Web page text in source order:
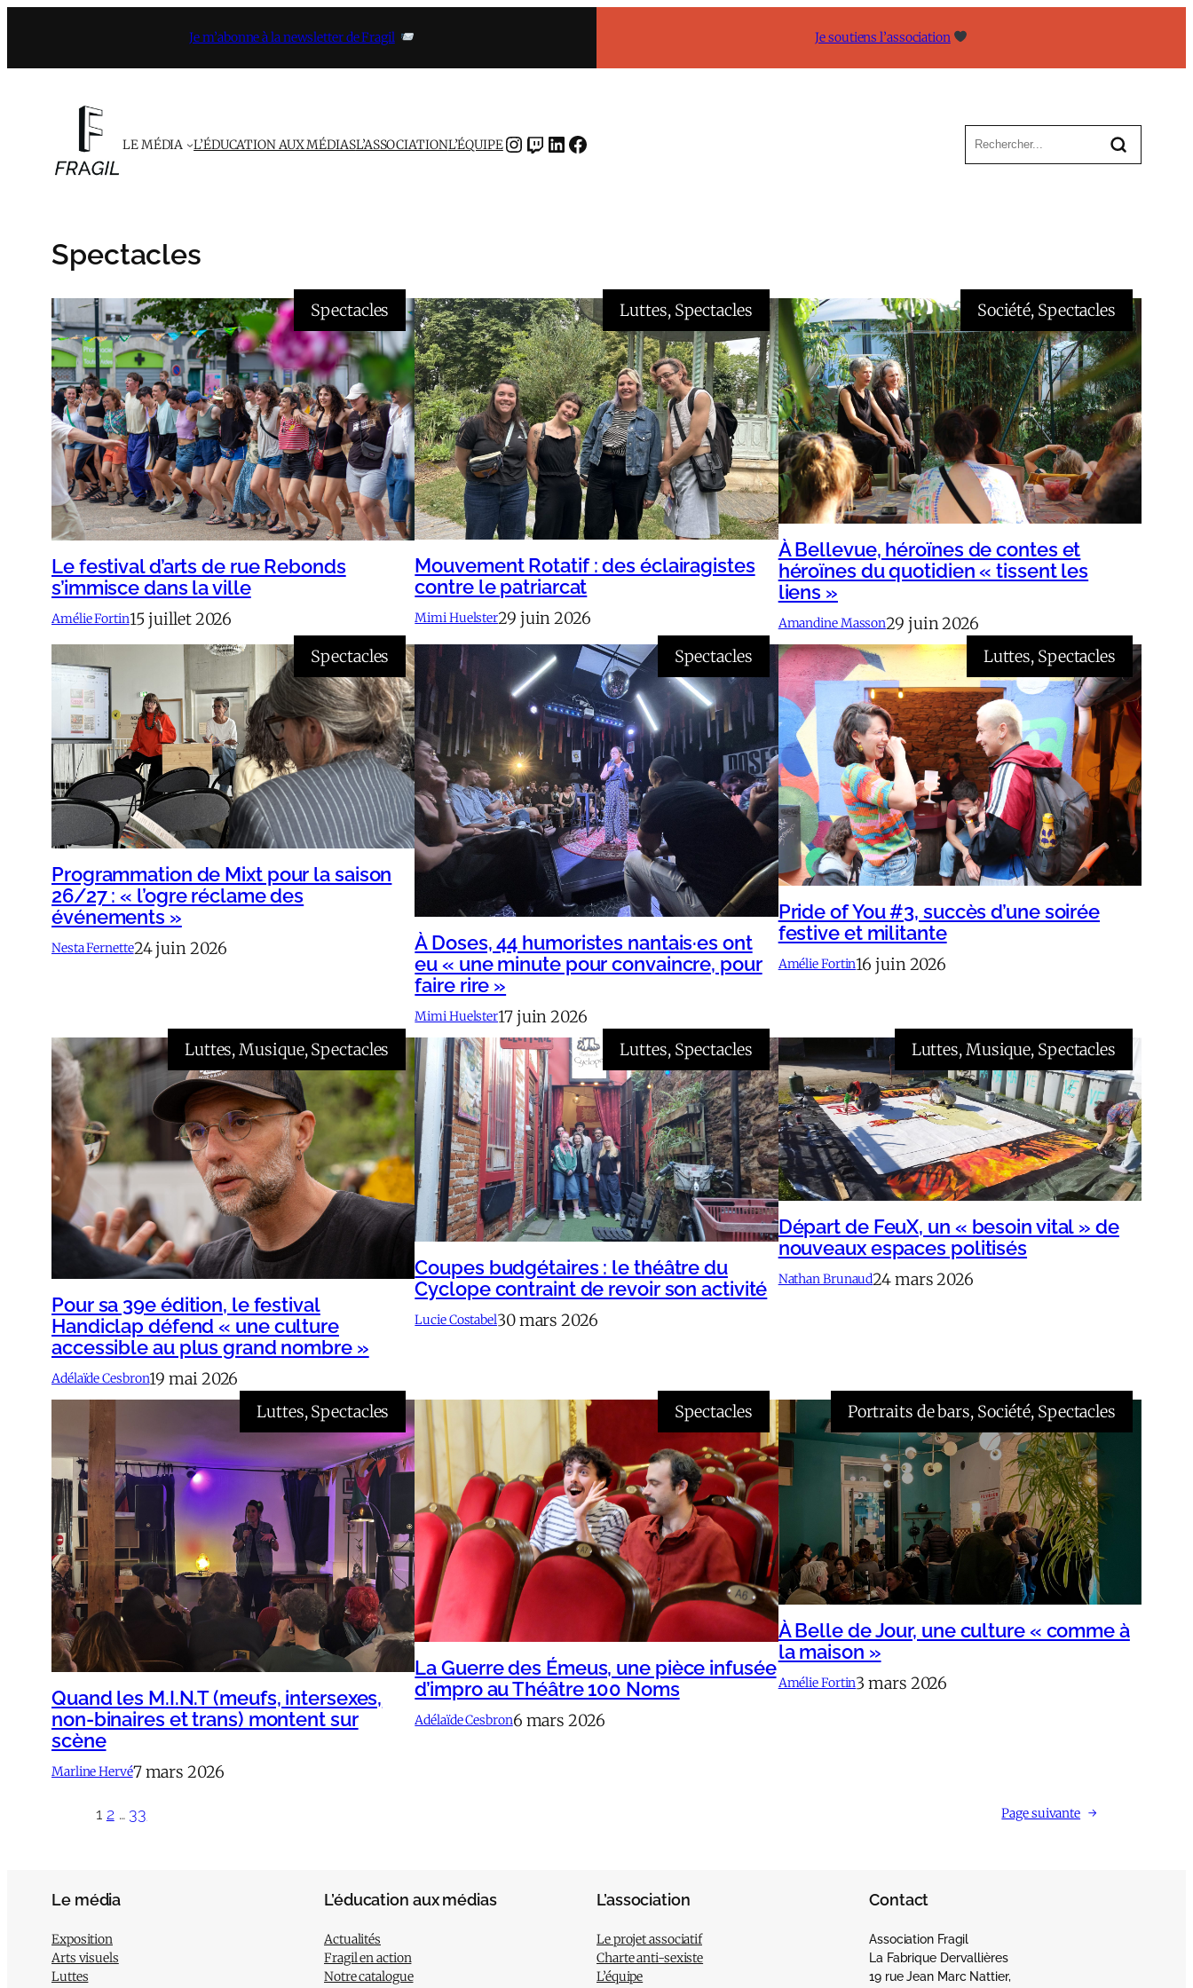
contenu
Je m’abonne à la newsletter de Fragil Je soutiens l’association
LE MÉDIA L’ÉDUCATION AUX MÉDIASL’ASSOCIATIONL’ÉQUIPEINSTAGRAMTWITCH LINKEDIN FACEBOOK
Spectacles
Spectacles
Le festival d’arts de rue Rebonds
s’immisce dans la ville
Amélie Fortin15 juillet 2026
Luttes, Spectacles
Mouvement Rotatif : des éclairagistes
contre le patriarcat
Mimi Huelster29 juin 2026
Société, Spectacles
À Bellevue, héroïnes de contes et
héroïnes du quotidien « tissent les
liens »
Amandine Masson29 juin 2026
Spectacles
Programmation de Mixt pour la saison
26/27 : « l’ogre réclame des
événements »
Nesta Fernette24 juin 2026
Spectacles
À Doses, 44 humoristes nantais·es ont
eu « une minute pour convaincre, pour
faire rire »
Mimi Huelster17 juin 2026
Luttes, Spectacles
Pride of You #3, succès d’une soirée
festive et militante
Amélie Fortin16 juin 2026
Luttes, Musique, Spectacles
Pour sa 39e édition, le festival
Handiclap défend « une culture
accessible au plus grand nombre »
Adélaïde Cesbron19 mai 2026
Luttes, Spectacles
Coupes budgétaires : le théâtre du
Cyclope contraint de revoir son activité
Lucie Costabel30 mars 2026
Luttes, Musique, Spectacles
Départ de FeuX, un « besoin vital » de
nouveaux espaces politisés
Nathan Brunaud24 mars 2026
Luttes, Spectacles
Quand les M.I.N.T (meufs, intersexes,
non-binaires et trans) montent sur
scène
Marline Hervé7 mars 2026
Spectacles
La Guerre des Émeus, une pièce infusée
d’impro au Théâtre 100 Noms
Adélaïde Cesbron6 mars 2026
Portraits de bars, Société, Spectacles
À Belle de Jour, une culture « comme à
la maison »
Amélie Fortin3 mars 2026
1 2 … 33 Page suivante →
Le média
Exposition
Arts visuels
Luttes
L’éducation aux médias
Actualités
Fragil en action
Notre catalogue
L’association
Le projet associatif
Charte anti-sexiste
L’équipe
Contact
Association Fragil
La Fabrique Dervallières
19 rue Jean Marc Nattier,